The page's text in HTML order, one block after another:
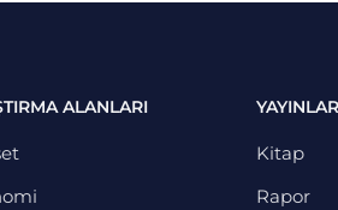
ALANLARI YAYINLAR
Kitap
Rapor